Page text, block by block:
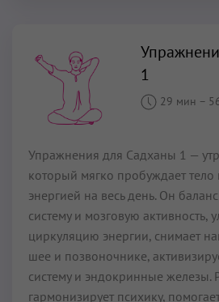
1
29 мин –
Упражнения для Садханы 1 —
который мягко пробуждает тело
энергией на весь день. Он
систему и мозговую активность,
циркуляцию энергии, снимает
шее и позвоночнике,
систему и эндокринные железы.
гармонизирует психику,